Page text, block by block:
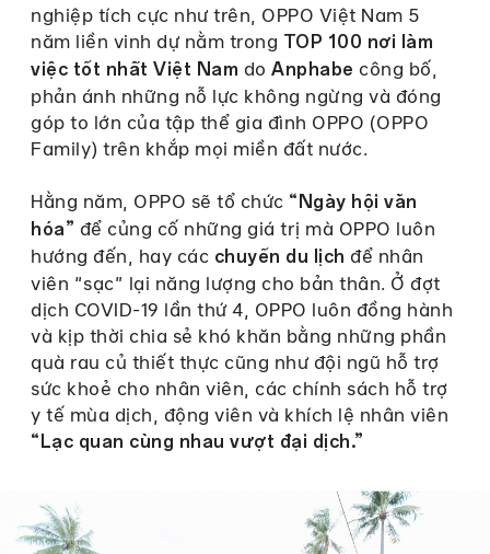
nghiệp tích cực như trên, OPPO Việt Nam 5
năm liền vinh dự nằm trong TOP 100 nơi làm
việc tốt nhất Việt Nam do Anphabe công bố,
phản ánh những nỗ lực không ngừng và đóng
góp to lớn của tập thể gia đình OPPO (OPPO
Family) trên khắp mọi miền đất nước.
Hằng năm, OPPO sẽ tổ chức “Ngày hội văn
hóa” để củng cố những giá trị mà OPPO luôn
hướng đến, hay các chuyến du lịch để nhân
viên “sạc” lại năng lượng cho bản thân. Ở đợt
dịch COVID-19 lần thứ 4, OPPO luôn đồng hành
và kịp thời chia sẻ khó khăn bằng những phần
quà rau củ thiết thực cũng như đội ngũ hỗ trợ
sức khoẻ cho nhân viên, các chính sách hỗ trợ
y tế mùa dịch, động viên và khích lệ nhân viên
“Lạc quan cùng nhau vượt đại dịch.”